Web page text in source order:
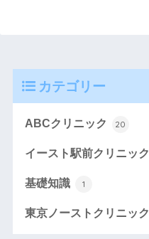
カテゴリー
ABCクリニック 20
イースト駅前クリニック
基礎知識 1
東京ノーストクリニック